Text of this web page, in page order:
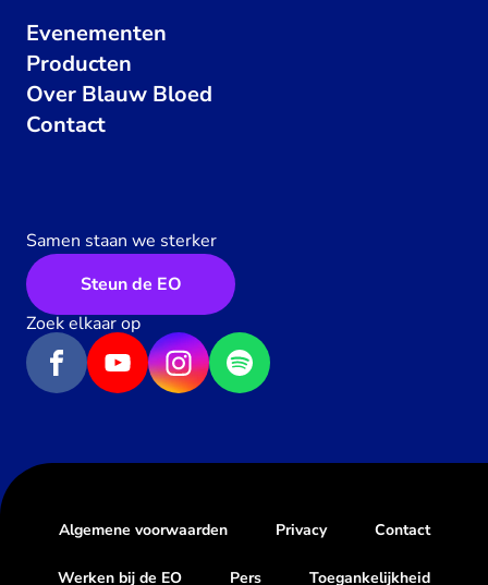
Evenementen
Producten
Over Blauw Bloed
Contact
Samen staan we sterker
Steun de EO
Zoek elkaar op
Algemene voorwaarden Privacy Contact
Werken bij de EO Pers Toegankelijkheid